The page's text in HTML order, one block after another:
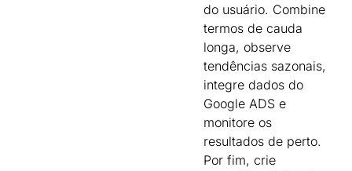
do usuário. Combine
termos de cauda
longa, observe
tendências sazonais,
integre dados do
Google ADS e
monitore os
resultados de perto.
Por fim, crie